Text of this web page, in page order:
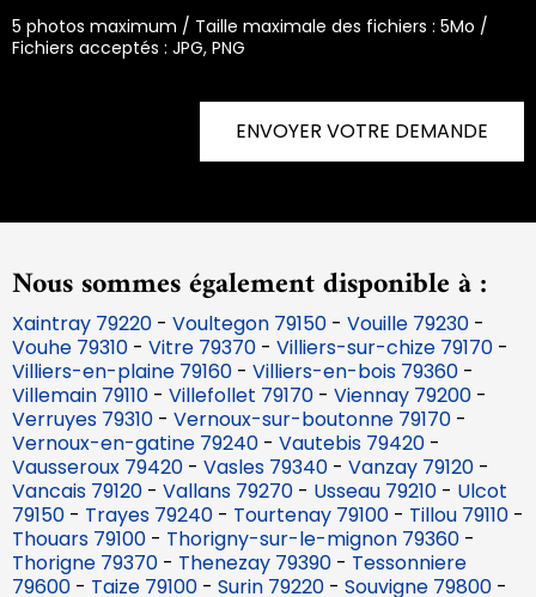
5 photos maximum / Taille maximale des fichiers : 5Mo /
Fichiers acceptés : JPG, PNG
ENVOYER VOTRE DEMANDE
Nous sommes également disponible à :
Xaintray 79220 - Voultegon 79150 - Vouille 79230 -
Vouhe 79310 - Vitre 79370 - Villiers-sur-chize 79170 -
Villiers-en-plaine 79160 - Villiers-en-bois 79360 -
Villemain 79110 - Villefollet 79170 - Viennay 79200 -
Verruyes 79310 - Vernoux-sur-boutonne 79170 -
Vernoux-en-gatine 79240 - Vautebis 79420 -
Vausseroux 79420 - Vasles 79340 - Vanzay 79120 -
Vancais 79120 - Vallans 79270 - Usseau 79210 - Ulcot
79150 - Trayes 79240 - Tourtenay 79100 - Tillou 79110 -
Thouars 79100 - Thorigny-sur-le-mignon 79360 -
Thorigne 79370 - Thenezay 79390 - Tessonniere
79600 - Taize 79100 - Surin 79220 - Souvigne 79800 -